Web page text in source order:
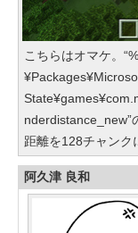
こちらはオマケ。
nderdistance_new”
距離を128チャンク
阿久津 良和